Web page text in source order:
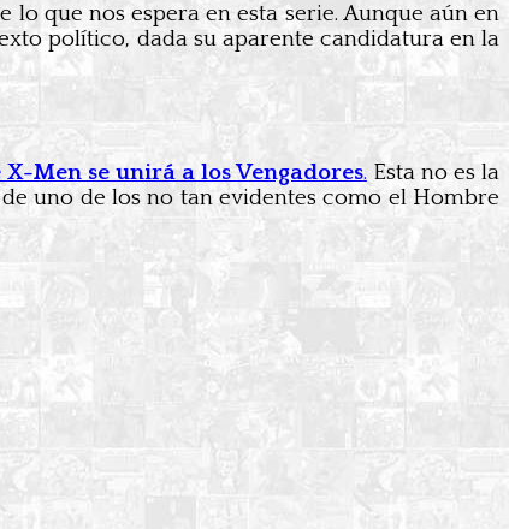
que nos espera en esta serie. Aunque aún en
político, dada su aparente candidatura en la
Men se unirá a los Vengadores. Esta no es la
uno de los no tan evidentes como el Hombre